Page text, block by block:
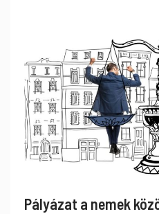
Pályázat a nemek